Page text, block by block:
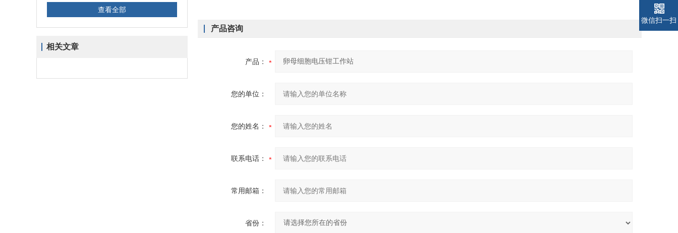
查看全部
相关文章
产品咨询
产品：
您的单位：
您的姓名：
联系电话：
常用邮箱：
省份：
微信扫一扫